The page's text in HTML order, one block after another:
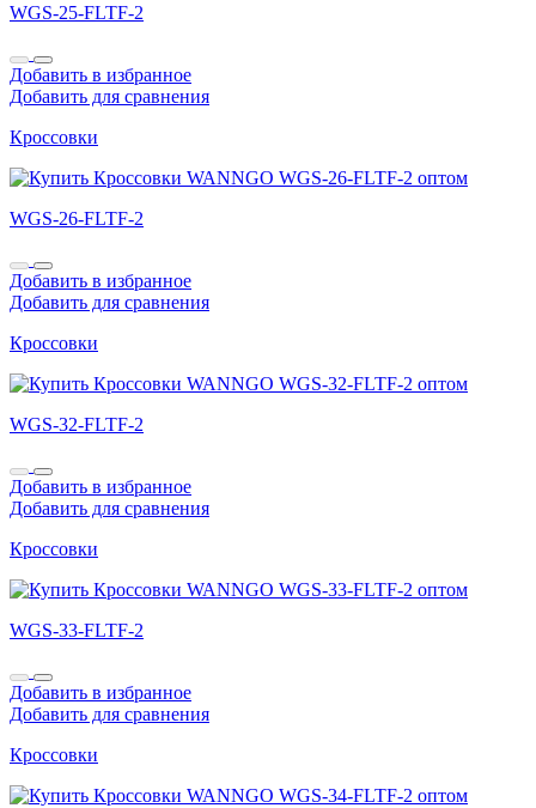
WGS-25-FLTF-2
Добавить в избранное
Добавить для сравнения
Кроссовки
WGS-26-FLTF-2
Добавить в избранное
Добавить для сравнения
Кроссовки
WGS-32-FLTF-2
Добавить в избранное
Добавить для сравнения
Кроссовки
WGS-33-FLTF-2
Добавить в избранное
Добавить для сравнения
Кроссовки